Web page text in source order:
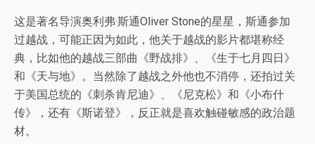
这是著名导演奥利弗·斯通Oliver Stone的星星，斯通参加
过越战，可能正因为如此，他关于越战的影片都堪称经
典，比如他的越战三部曲《野战排》、《生于七月四日》
和《天与地》。当然除了越战之外他也不消停，还拍过关
于美国总统的《刺杀肯尼迪》、《尼克松》和《小布什
传》，还有《斯诺登》，反正就是喜欢触碰敏感的政治题
材。